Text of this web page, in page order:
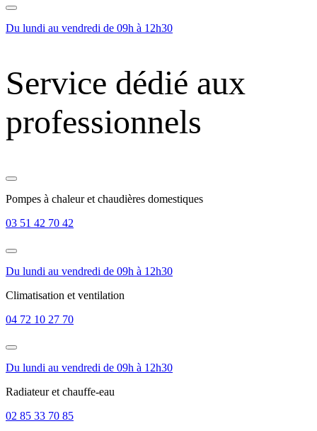
Du lundi au vendredi de 09h à 12h30
Service dédié aux
professionnels
Pompes à chaleur et chaudières domestiques
03 51 42 70 42
Du lundi au vendredi de 09h à 12h30
Climatisation et ventilation
04 72 10 27 70
Du lundi au vendredi de 09h à 12h30
Radiateur et chauffe-eau
02 85 33 70 85